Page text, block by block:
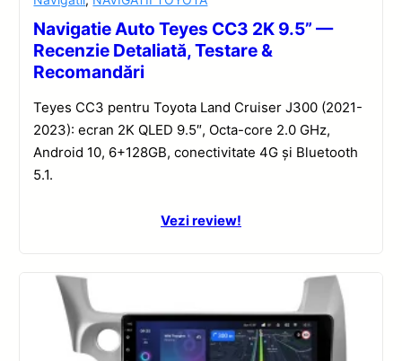
Navigatie Auto Teyes CC3 2K 9.5” —
Recenzie Detaliată, Testare &
Recomandări
Teyes CC3 pentru Toyota Land Cruiser J300 (2021-
2023): ecran 2K QLED 9.5″, Octa-core 2.0 GHz,
Android 10, 6+128GB, conectivitate 4G și Bluetooth
5.1.
Vezi review!